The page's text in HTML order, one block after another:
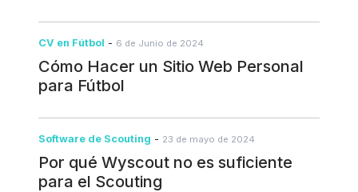
CV en Fútbol - 6 de Junio de 2024
Cómo Hacer un Sitio Web Personal
para Fútbol
Software de Scouting - 23 de mayo de 2024
Por qué Wyscout no es suficiente
para el Scouting